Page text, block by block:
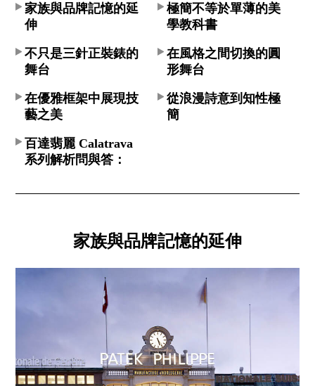
家族與品牌記憶的延
伸
極簡不等於單薄的美
學教科書
不只是三針正裝錶的
舞台
在風格之間切換的圓
形舞台
在優雅框架中展現技
藝之美
從浪漫詩意到知性極
簡
百達翡麗 Calatrava
系列解析問與答：
家族與品牌記憶的延伸